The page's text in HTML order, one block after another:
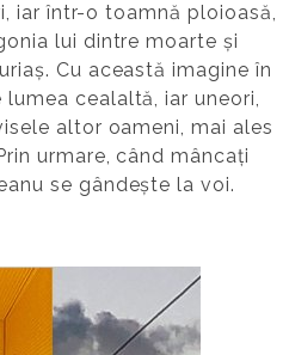
iar într-o toamnă ploioasă,
lui dintre moarte și
Cu această imagine în
cealaltă, iar uneori,
altor oameni, mai ales
urmare, când mâncați
se gândește la voi.